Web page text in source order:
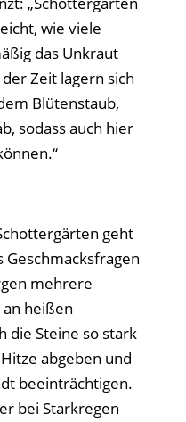
wie viele
das Unkraut
Zeit lagern sich
Blütenstaub,
sodass auch hier
geht
Geschmacksfragen
mehrere
heißen
die Steine so stark
abgeben und
beeinträchtigen.
bei Starkregen